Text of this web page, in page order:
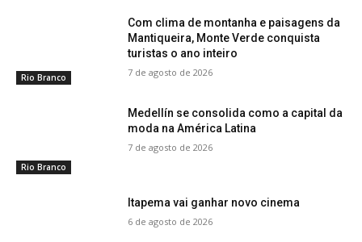
Rio Branco
Com clima de montanha e paisagens da
Mantiqueira, Monte Verde conquista
turistas o ano inteiro
7 de agosto de 2026
Rio Branco
Medellín se consolida como a capital da
moda na América Latina
7 de agosto de 2026
Itapema vai ganhar novo cinema
6 de agosto de 2026